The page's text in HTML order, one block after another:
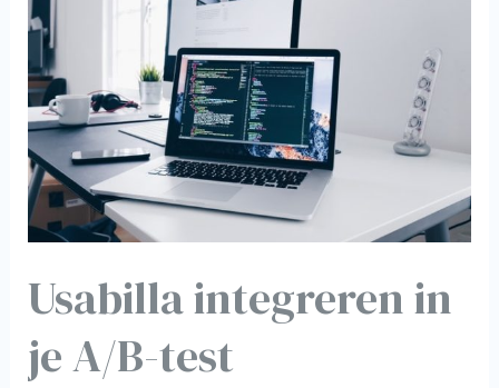
Usabilla integreren in
je A/B-test
in
je
A/B-
test